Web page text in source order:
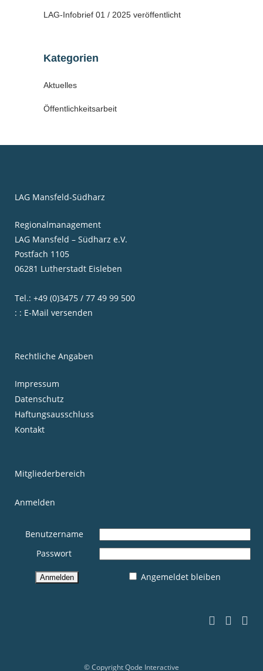
LAG-Infobrief 01 / 2025 veröffentlicht
Kategorien
Aktuelles
Öffentlichkeitsarbeit
LAG Mansfeld-Südharz
Regionalmanagement
LAG Mansfeld – Südharz e.V.
Postfach 1105
06281 Lutherstadt Eisleben
Tel.: +49 (0)3475 / 77 49 99 500
: : E-Mail versenden
Rechtliche Angaben
Impressum
Datenschutz
Haftungsausschluss
Kontakt
Mitgliederbereich
Anmelden
Benutzername
Passwort
Angemeldet bleiben
© CopyrightQode Interactive